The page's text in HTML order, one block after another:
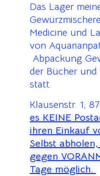
Das Lager
Medicine und
von
Abpackung
der Bücher und
statt.
Klausenstr. 1,
es KEINE
ihren Einkauf
Selbst
gegen
Tage möglich.